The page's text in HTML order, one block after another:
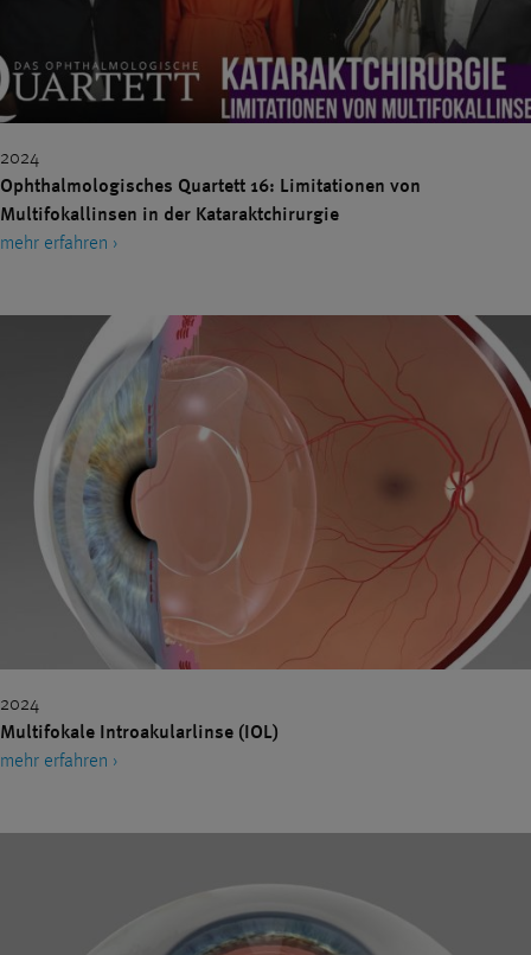
IMPLANTIERBARE KONTAKTLINSEN KATARAKT
KERATOKONUS KINDER KONTAKTLINSEN
MAKULA MAKULAZENTRUM MEDIENBERICHTE
MEDIKAMENTENINJEKTIONEN
MONOVISION MULTIFOKALLINSEN NANOLASER
NEBENWIRKUNGEN NETZHAUT
PATIENTENERFAHRUNG PREMIUMEYES
PREMIUMLINSEN PRESBYEYES PRESBYOPIE
QUALITÄT REFRAKTIVE CHIRURGIE SEHFEHLER
SMILE SOZIALES ENGAGEMENT
STELLENANGEBOTE TROCKENES AUGE
VITREKTOMIE VITREOLYSE VORSORGE
WISSENSCHAFT ÜBERBLENDVISUS
2024
Ophthalmologisches Quartett 16: Limitationen von
Multifokallinsen in der Kataraktchirurgie
mehr erfahren ›
2024
Multifokale Introakularlinse (IOL)
mehr erfahren ›